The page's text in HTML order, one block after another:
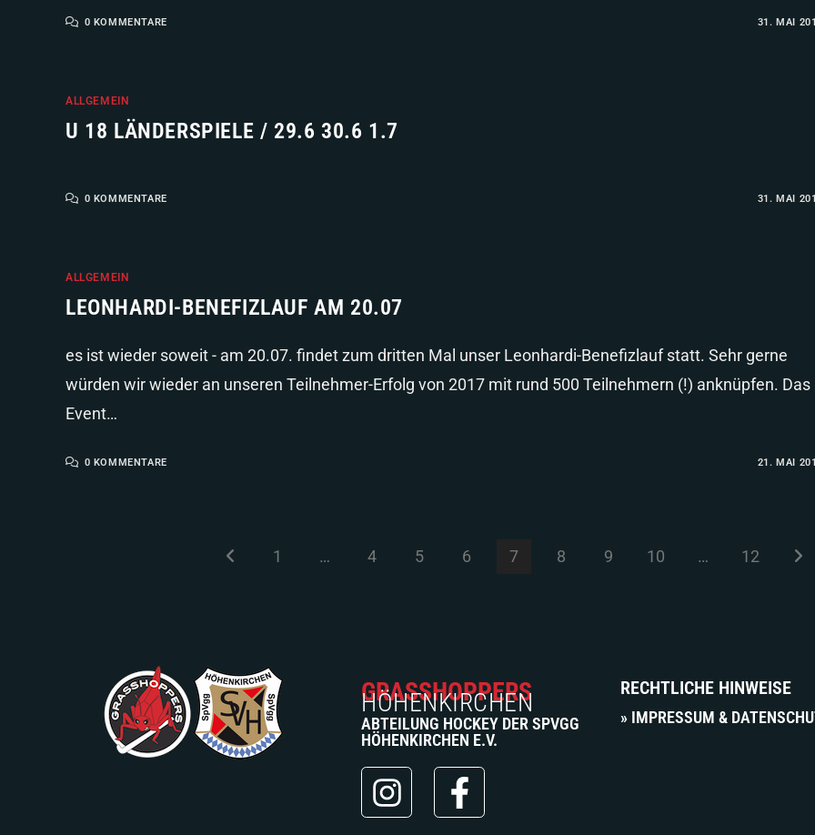
0 KOMMENTARE 31. MAI
ALLGEMEIN
U 18 LÄNDERSPIELE / 29.6 30.6 1.7
0 KOMMENTARE 31. MAI
ALLGEMEIN
LEONHARDI-BENEFIZLAUF AM 20.07
es ist wieder soweit - am 20.07. findet zum dritten Mal unser Leonhardi-Benefizlauf statt. Sehr gerne
würden wir wieder an unseren Teilnehmer-Erfolg von 2017 mit rund 500 Teilnehmern (!) anknüpfen. Das
Event…
0 KOMMENTARE 21. MAI
1 … 4 5 6 7 8 9 10 … 12
GRASSHOPPERS
HÖHENKIRCHEN
ABTEILUNG HOCKEY DER SPVGG
HÖHENKIRCHEN E.V.
RECHTLICHE HINWEISE
» IMPRESSUM &